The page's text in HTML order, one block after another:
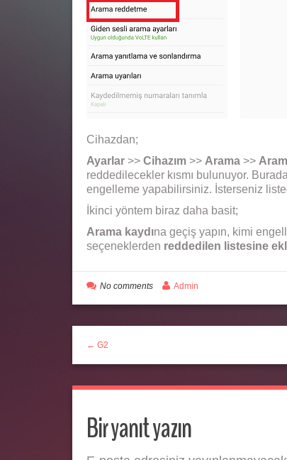
Cihazdan;
Ayarlar >> Cihazım >> Arama >>
reddedilecekler kısmı bulunuyor.
engelleme yapabilirsiniz. İsterseniz
İkinci yöntem biraz daha basit;
Arama kaydına geçiş yapın, kimi
seçeneklerden reddedilen listesine
No comments Admin
← G2
Bir yanıt yazın